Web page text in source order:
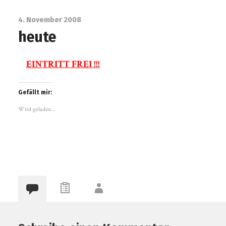
4. November 2008
heute
EINTRITT FREI !!!
Gefällt mir:
Wird geladen...